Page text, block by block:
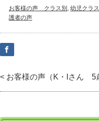
お客様の声＿クラス別 , 幼児クラス
護者の声
< お客様の声（K・Iさん 5